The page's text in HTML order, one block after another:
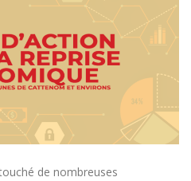
de nombreuses